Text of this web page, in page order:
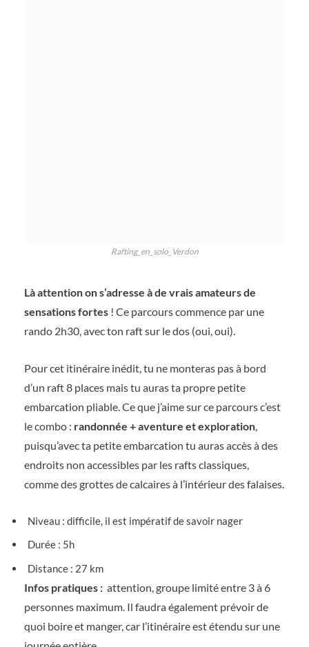
Rafting_en_solo_Verdon
Là attention on s’adresse à de vrais amateurs de
sensations fortes ! Ce parcours commence par une
rando 2h30, avec ton raft sur le dos (oui, oui).
Pour cet itinéraire inédit, tu ne monteras pas à bord
d’un raft 8 places mais tu auras ta propre petite
embarcation pliable. Ce que j’aime sur ce parcours c’est
le combo : randonnée + aventure et exploration,
puisqu’avec ta petite embarcation tu auras accès à des
endroits non accessibles par les rafts classiques,
comme des grottes de calcaires à l’intérieur des falaises.
Niveau : difficile, il est impératif de savoir nager
Durée : 5h
Distance : 27 km
Infos pratiques : attention, groupe limité entre 3 à 6
personnes maximum. Il faudra également prévoir de
quoi boire et manger, car l’itinéraire est étendu sur une